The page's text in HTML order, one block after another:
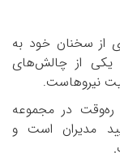
از سخنان خود به
یکی از چالش‌های
نیروهاست.
ره‌وقت در مجموعه
مدیران است و